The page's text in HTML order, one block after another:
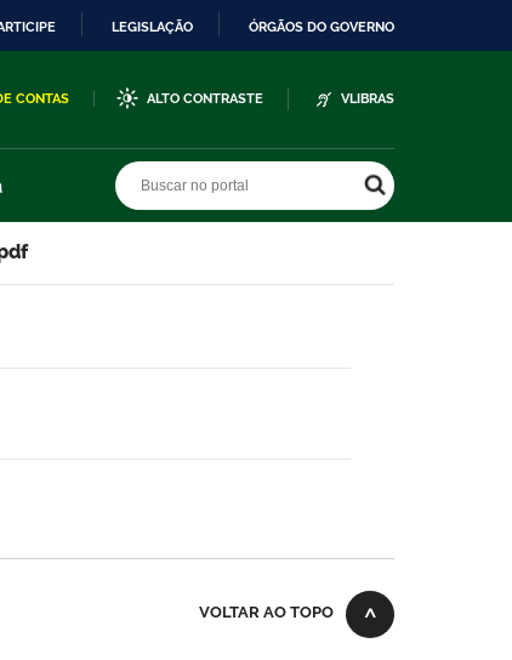
LEGISLAÇÃO ÓRGÃOS DO GOVERNO
CONTAS ALTO CONTRASTE VLIBRAS
VOLTAR AO TOPO